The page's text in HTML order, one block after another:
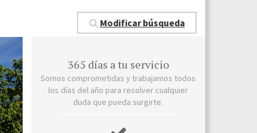
Modificar búsqueda
365 días a tu servicio
Somos comprometidas y trabajamos todos
los días del año para resolver cualquier
duda que pueda surgirte.